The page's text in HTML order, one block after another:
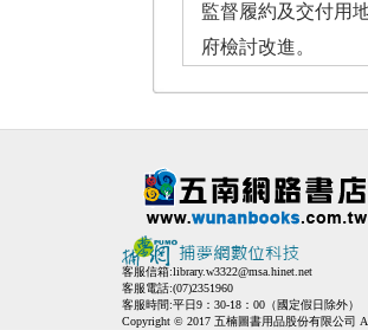
監督履約及交付用
府檢討改進。
客服信箱:library.w3322@msa.hinet.net
客服電話:(07)2351960
客服時間:平日9：30-18：00（國定假日除外）
Copyright © 2017 五楠圖書用品股份有限公司